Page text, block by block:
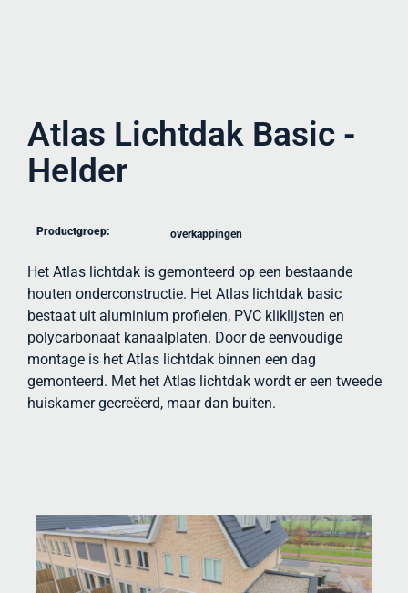
Atlas Lichtdak Basic -
Helder
Productgroep: overkappingen
Het Atlas lichtdak is gemonteerd op een bestaande
houten onderconstructie. Het Atlas lichtdak basic
bestaat uit aluminium profielen, PVC kliklijsten en
polycarbonaat kanaalplaten. Door de eenvoudige
montage is het Atlas lichtdak binnen een dag
gemonteerd. Met het Atlas lichtdak wordt er een tweede
huiskamer gecreëerd, maar dan buiten.